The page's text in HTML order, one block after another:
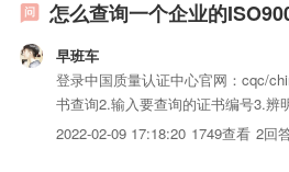
怎么查询一个企业的
早班车
登录中国质量认证中心官网：cqc/
书查询2.输入要查询的证书编号3.辨
2022-02-09 17:18:20 1749查看 2回